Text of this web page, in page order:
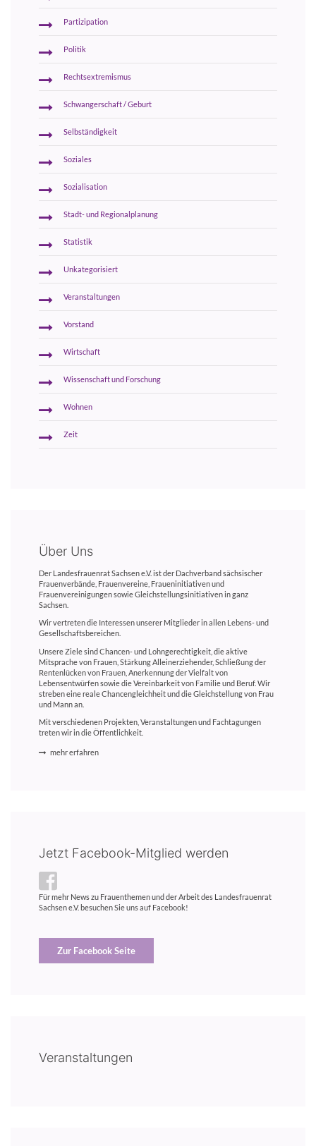
Partizipation
Politik
Rechtsextremismus
Schwangerschaft / Geburt
Selbständigkeit
Soziales
Sozialisation
Stadt- und Regionalplanung
Statistik
Unkategorisiert
Veranstaltungen
Vorstand
Wirtschaft
Wissenschaft und Forschung
Wohnen
Zeit
Über Uns
Der Landesfrauenrat Sachsen e.V. ist der Dachverband sächsischer
Frauenverbände, Frauenvereine, Fraueninitiativen und
Frauenvereinigungen sowie Gleichstellungsinitiativen in ganz
Sachsen.
Wir vertreten die Interessen unserer Mitglieder in allen Lebens- und
Gesellschaftsbereichen.
Unsere Ziele sind Chancen- und Lohngerechtigkeit, die aktive
Mitsprache von Frauen, Stärkung Alleinerziehender, Schließung der
Rentenlücken von Frauen, Anerkennung der Vielfalt von
Lebensentwürfen sowie die Vereinbarkeit von Familie und Beruf. Wir
streben eine reale Chancengleichheit und die Gleichstellung von Frau
und Mann an.
Mit verschiedenen Projekten, Veranstaltungen und Fachtagungen
treten wir in die Öffentlichkeit.
mehr erfahren
Jetzt Facebook-Mitglied werden
Für mehr News zu Frauenthemen und der Arbeit des Landesfrauenrat
Sachsen e.V. besuchen Sie uns auf Facebook!
Zur Facebook Seite
Veranstaltungen